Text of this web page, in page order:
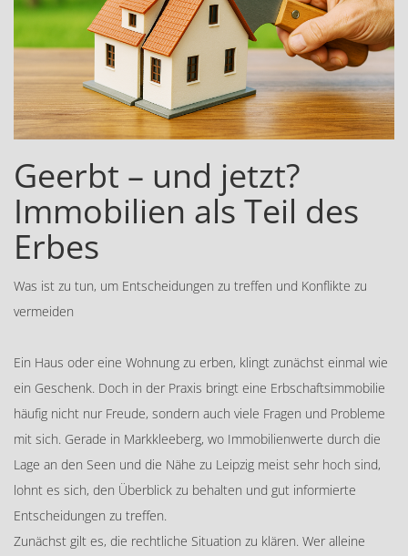
Geerbt – und jetzt?
Immobilien als Teil des
Erbes
Was ist zu tun, um Entscheidungen zu treffen und Konflikte zu
vermeiden
Ein Haus oder eine Wohnung zu erben, klingt zunächst einmal wie
ein Geschenk. Doch in der Praxis bringt eine Erbschaftsimmobilie
häufig nicht nur Freude, sondern auch viele Fragen und Probleme
mit sich. Gerade in Markkleeberg, wo Immobilienwerte durch die
Lage an den Seen und die Nähe zu Leipzig meist sehr hoch sind,
lohnt es sich, den Überblick zu behalten und gut informierte
Entscheidungen zu treffen.
Zunächst gilt es, die rechtliche Situation zu klären. Wer alleine